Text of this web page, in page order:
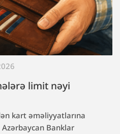
limit nəyi
kart əməliyyatlarına
Banklar